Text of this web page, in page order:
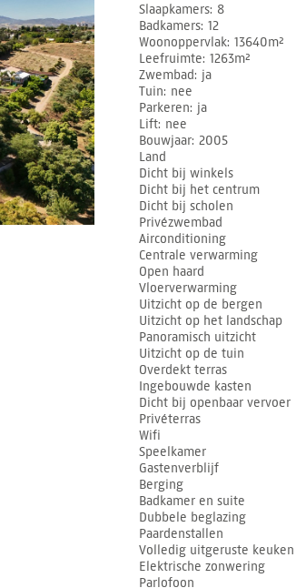
Slaapkamers 8
Badkamers 12
Woonoppervlak 13640m²
Leefruimte 1263m²
Zwembad
ja
Tuin nee
Parkeren ja
Lift nee
Bouwjaar 2005
Land
Dicht bij winkels
Dicht bij het centrum
Dicht bij scholen
Privézwembad
Airconditioning
Centrale verwarming
Open haard
Vloerverwarming
Uitzicht op de bergen
Uitzicht op het landschap
Panoramisch uitzicht
Uitzicht op de tuin
Overdekt terras
Ingebouwde kasten
Dicht bij openbaar vervoer
Privéterras
Wifi
Speelkamer
Gastenverblijf
Berging
Badkamer en suite
Dubbele beglazing
Paardenstallen
Volledig uitgeruste keuken
Elektrische zonwering
Parlofoon